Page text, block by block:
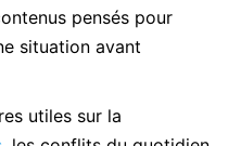
pensés pour
situation avant
utiles sur la